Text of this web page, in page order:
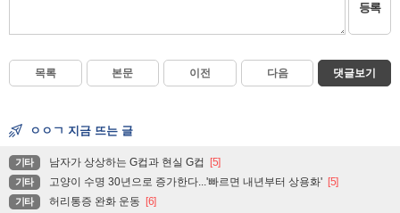
등록
목록 본문 이전 다음 댓글보기
ㅇㅇㄱ 지금 뜨는 글
기타 남자가 상상하는 G컵과 현실 G컵 [5]
기타 고양이 수명 30년으로 증가한다...'빠르면 내년부터 상용화' [5]
기타 허리통증 완화 운동 [6]